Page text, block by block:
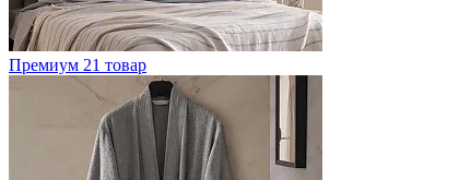
Премиум 21 товар